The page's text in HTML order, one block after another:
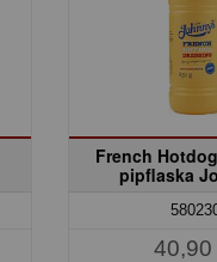
French
pipflaska
40,90